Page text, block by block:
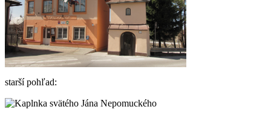
starší pohľad: